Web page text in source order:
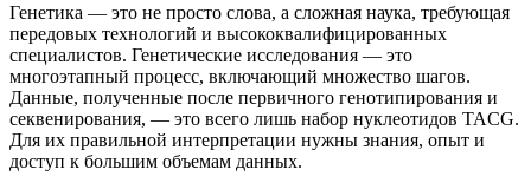
Генетика — это не просто слова, а сложная наука, требующая
передовых технологий и высококвалифицированных
специалистов. Генетические исследования — это
многоэтапный процесс, включающий множество шагов.
Данные, полученные после первичного генотипирования и
секвенирования, — это всего лишь набор нуклеотидов TACG.
Для их правильной интерпретации нужны знания, опыт и
доступ к большим объемам данных.